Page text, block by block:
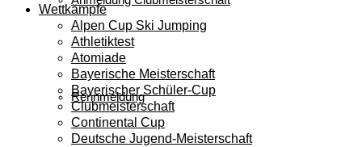
Rennmeldung
Wettkämpfe
Alpen Cup Ski Jumping
Athletiktest
Atomiade
Bayerische Meisterschaft
Bayerischer Schüler-Cup
Clubmeisterschaft
Continental Cup
Deutsche Jugend-Meisterschaft